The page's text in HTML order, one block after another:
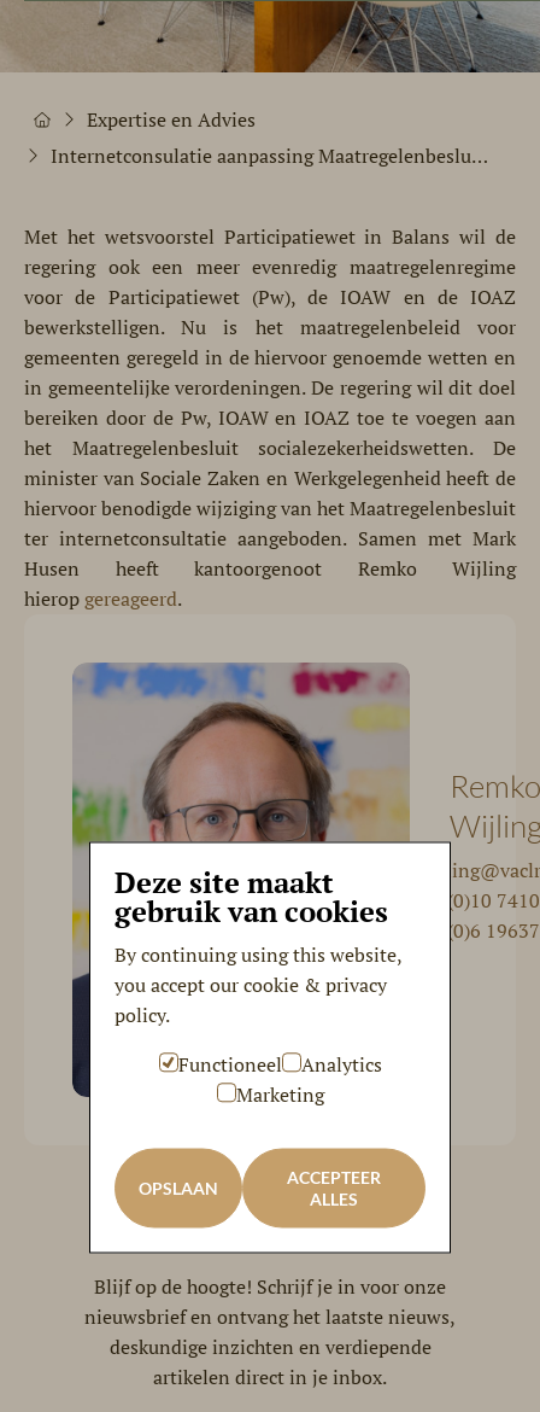
Expertise en Advies
Internetconsulatie aanpassing Maatregelenbesluit sociale zekerheidswetten (Participatiewet in Balans)
Met het wetsvoorstel Participatiewet in Balans wil de
regering ook een meer evenredig maatregelenregime
voor de Participatiewet (Pw), de IOAW en de IOAZ
bewerkstelligen. Nu is het maatregelenbeleid voor
gemeenten geregeld in de hiervoor genoemde wetten en
in gemeentelijke verordeningen. De regering wil dit doel
bereiken door de Pw, IOAW en IOAZ toe te voegen aan
het Maatregelenbesluit socialezekerheidswetten. De
minister van Sociale Zaken en Werkgelegenheid heeft de
hiervoor benodigde wijziging van het Maatregelenbesluit
ter internetconsultatie aangeboden. Samen met Mark
Husen heeft kantoorgenoot Remko Wijling
hierop gereageerd.
Remko
+31 (0)10
+31 (0)6
Nieuwsbrief
Blijf op de hoogte! Schrijf je in voor onze
nieuwsbrief en ontvang het laatste nieuws,
deskundige inzichten en verdiepende
artikelen direct in je inbox.
Deze site maakt
gebruik van cookies
By continuing using this website,
you accept our cookie & privacy
policy.
Functioneel
Analytics
Marketing
OPSLAAN
ACCEPTEER
ALLES